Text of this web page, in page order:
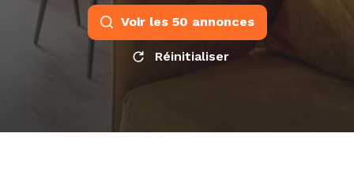
Voir les 50 annonces
Réinitialiser